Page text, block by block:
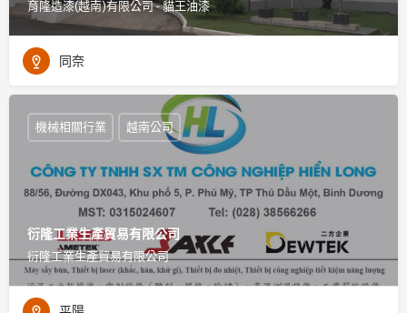
育隆造漆(越南)有限公司 - 貓王油漆
同奈
衍隆工業生產貿易有限公司
衍隆工業生產貿易有限公司
機械相關行業 越南公司